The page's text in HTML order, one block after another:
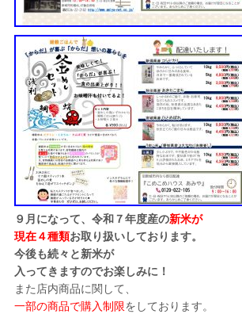
９月になって、令和７年度産の新米が
現在４種類お取り扱いしております。
今後も続々と新米が
入ってきますのでお楽しみに！
また店内商品に関して、
一部の商品で購入制限をしております。